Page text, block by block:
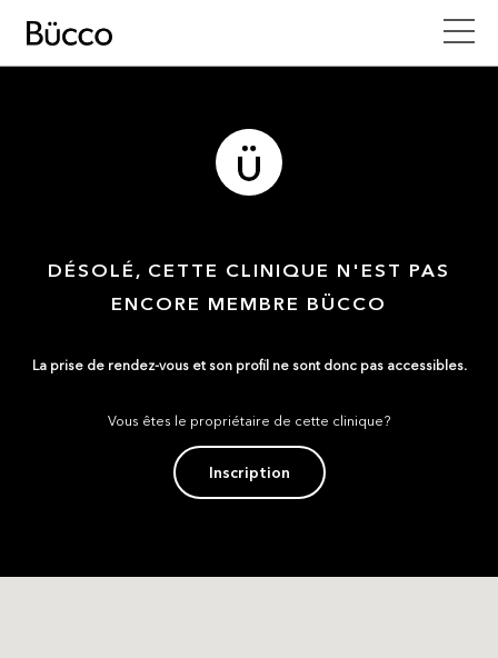
DÉSOLÉ, CETTE CLINIQUE N'EST PAS
ENCORE MEMBRE BÜCCO
La prise de rendez-vous et son profil ne sont donc pas accessibles.
Vous êtes le propriétaire de cette clinique?
Inscription